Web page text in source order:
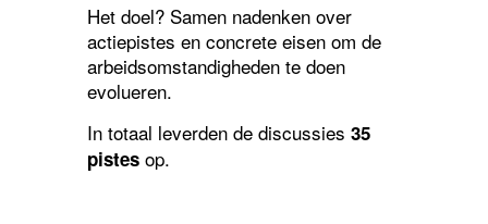
Het doel? Samen nadenken over
actiepistes en concrete eisen om de
arbeidsomstandigheden te doen
evolueren.
In totaal leverden de discussies35
pistes op.